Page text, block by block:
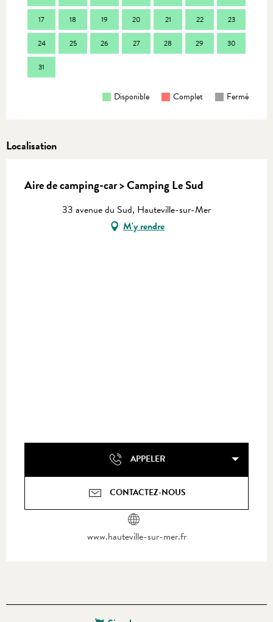
17 18 19 20 21 22 23
24 25 26 27 28 29 30
31
Disponible Complet Fermé
Localisation
Aire de camping-car > Camping Le Sud
33 avenue du Sud, Hauteville-sur-Mer
M'y rendre
APPELER
CONTACTEZ-NOUS
www.hauteville-sur-mer.fr